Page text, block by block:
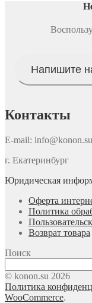
Напишите
Контакты
E-mail: info@konon.su
г. Екатеринбург
Юридическая
Оферта
Политика
Возврат товара
Поиск
© konon.su 2026
Политика
WooCommerce.